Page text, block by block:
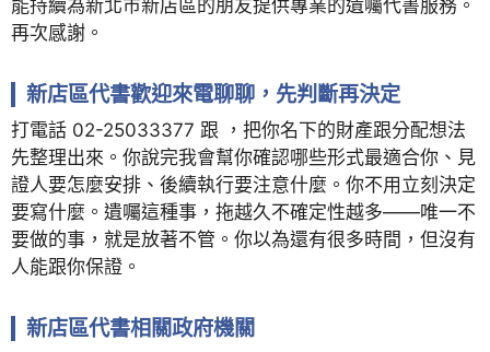
能持續為新北市新店區的朋友提供專業的遺囑代書服務。
再次感謝。
新店區代書歡迎來電聊聊，先判斷再決定
打電話 02-25033377 跟 ，把你名下的財產跟分配想法
先整理出來。你說完我會幫你確認哪些形式最適合你、見
證人要怎麼安排、後續執行要注意什麼。你不用立刻決定
要寫什麼。遺囑這種事，拖越久不確定性越多——唯一不
要做的事，就是放著不管。你以為還有很多時間，但沒有
人能跟你保證。
新店區代書相關政府機關